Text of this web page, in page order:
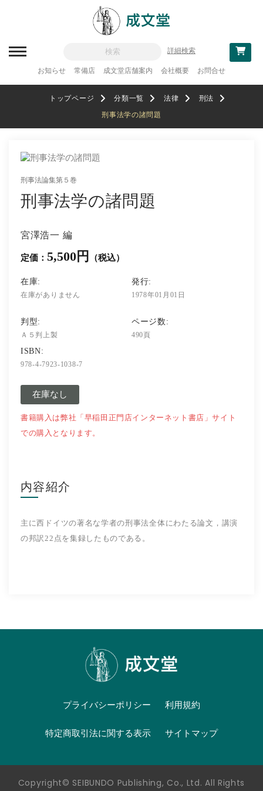
記念論集
法律
政治・経済・経営
教育学ほか
哲学・心理学・宗教学
スポーツ・健康科学
追補・訂正情報
お知らせ 常備店 成文堂店舗案内 会社概要 お問合せ
詳細検索
トップページ 分類一覧 法律
刑法
刑事法学の諸問題
刑事法論集第５巻
刑事法学の諸問題
宮澤浩一 編
定価： 5,500円 （税込）
在庫:
在庫がありません
発行:
1978年01月01日
判型:
Ａ５判上製
ページ数:
490頁
ISBN:
978-4-7923-1038-7
在庫なし
書籍購入は弊社「早稲田正門店インターネット書店」サイト
での購入となります。
内容紹介
主に西ドイツの著名な学者の刑事法全体にわたる論文，講演
の邦訳22点を集録したものである。
プライバシーポリシー 利用規約
特定商取引法に関する表示 サイトマップ
Copyright© SEIBUNDO Publishing, Co., Ltd. All Rights